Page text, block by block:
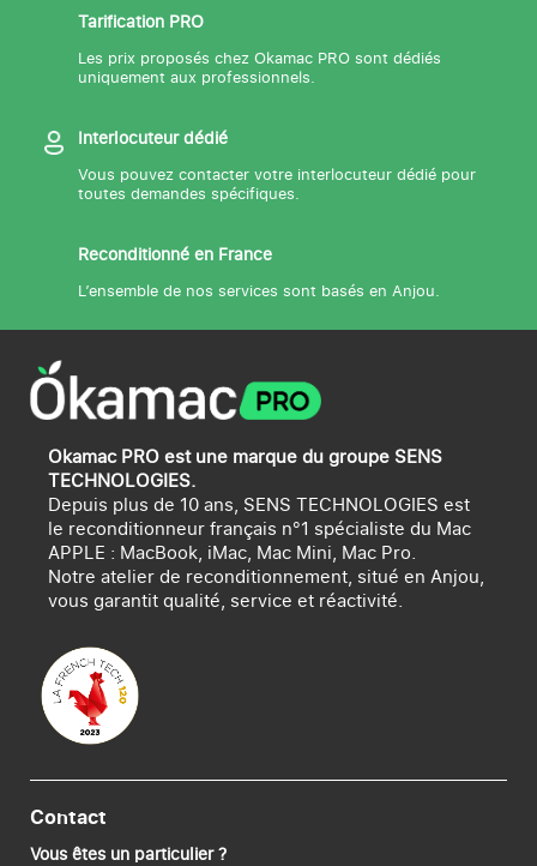
Tarification PRO
Les prix proposés chez Okamac PRO sont dédiés
uniquement aux professionnels.
Interlocuteur dédié
Vous pouvez contacter votre interlocuteur dédié pour
toutes demandes spécifiques.
Reconditionné en France
L’ensemble de nos services sont basés en Anjou.
Okamac PRO est une marque du groupe SENS
TECHNOLOGIES.
Depuis plus de 10 ans, SENS TECHNOLOGIES est
le reconditionneur français n°1 spécialiste du Mac
APPLE : MacBook, iMac, Mac Mini, Mac Pro.
Notre atelier de reconditionnement, situé en Anjou,
vous garantit qualité, service et réactivité.
Contact
Vous êtes un particulier ?